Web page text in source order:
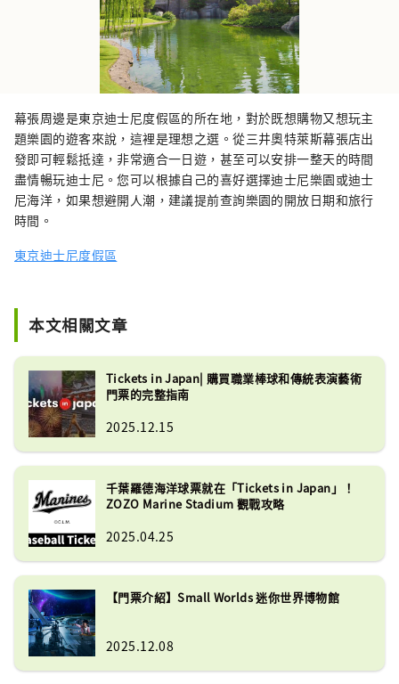
幕張周邊是東京迪士尼度假區的所在地，對於既想購物又想玩主
題樂園的遊客來說，這裡是理想之選。從三井奧特萊斯幕張店出
發即可輕鬆抵達，非常適合一日遊，甚至可以安排一整天的時間
盡情暢玩迪士尼。您可以根據自己的喜好選擇迪士尼樂園或迪士
尼海洋，如果想避開人潮，建議提前查詢樂園的開放日期和旅行
時間。
東京迪士尼度假區
本文相關文章
Tickets in Japan| 購買職業棒球和傳統表演藝術
門票的完整指南
2025.12.15
千葉羅德海洋球票就在「Tickets in Japan」！
ZOZO Marine Stadium 觀戰攻略
2025.04.25
【門票介紹】Small Worlds 迷你世界博物館
2025.12.08